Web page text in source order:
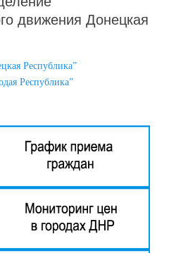
движения Донецкая
Республика”
Республика”